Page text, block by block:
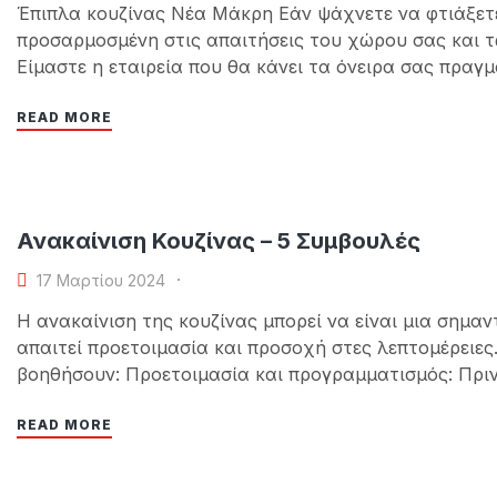
Έπιπλα κουζίνας Νέα Μάκρη Εάν ψάχνετε να
προσαρμοσμένη στις απαιτήσεις του χώρου σας
Είμαστε η εταιρεία που θα κάνει τα όνειρα σας
READ MORE
Ανακαίνιση Κουζίνας – 5 Συμβουλές
17 Μαρτίου 2024
Η ανακαίνιση της κουζίνας μπορεί να είναι μια
απαιτεί προετοιμασία και προσοχή στες
βοηθήσουν: Προετοιμασία και προγραμματισμός:
READ MORE